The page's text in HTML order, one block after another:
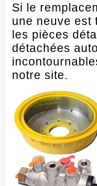
Si le
une neuve est
les pièces
détachées
notre site.